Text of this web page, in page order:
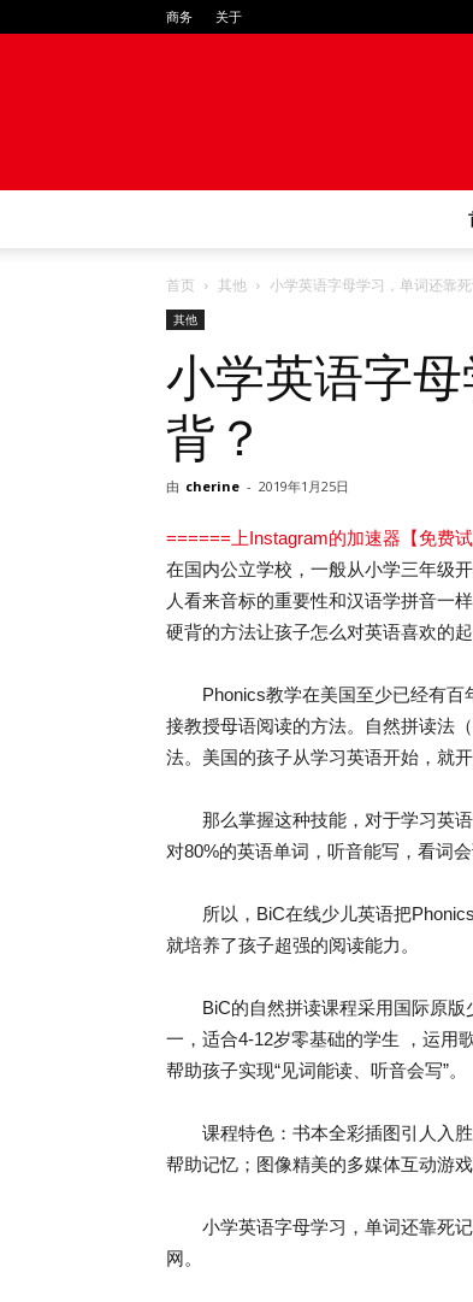
商务 关于
首页 其他 小学英语字母学习，单词还靠
其他
小学英语字
背？
由 cherine - 2019年1月25日
======上Instagram的加速器【免费
在国内公立学校，一般从小学三年级
人看来音标的重要性和汉语学拼音一
硬背的方法让孩子怎么对英语喜欢的
Phonics教学在美国至少已经有百
接教授母语阅读的方法。自然拼读法
法。美国的孩子从学习英语开始，就
那么掌握这种技能，对于学习英语
对80%的英语单词，听音能写，看词会
所以，BiC在线少儿英语把Phonics
就培养了孩子超强的阅读能力。
BiC的自然拼读课程采用国际原版
一，适合4-12岁零基础的学生 ，运用
帮助孩子实现“见词能读、听音会写”。
课程特色：书本全彩插图引人入胜
帮助记忆；图像精美的多媒体互动游戏
小学英语字母学习，单词还靠死记
网。